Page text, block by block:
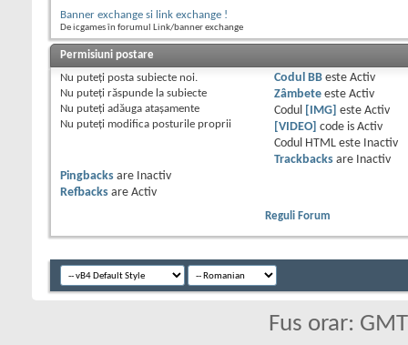
Banner exchange si link exchange !
De icgames în forumul Link/banner exchange
Permisiuni postare
Nu puteţi posta subiecte noi.
Nu puteţi răspunde la subiecte
Nu puteţi adăuga ataşamente
Nu puteţi modifica posturile proprii
Codul BBeste Activ
Zâmbeteeste Activ
Codul
[IMG] este Activ
[VIDEO]
code is Activ
Codul HTML este
Inactiv
Trackbacksare
Inactiv
Pingbacks are
Inactiv
Refbacks are Activ
Reguli Forum
Fus orar: